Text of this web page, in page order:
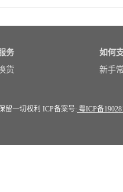
务
货
如何
新手
留一切权利 ICP备案号: 粤ICP备